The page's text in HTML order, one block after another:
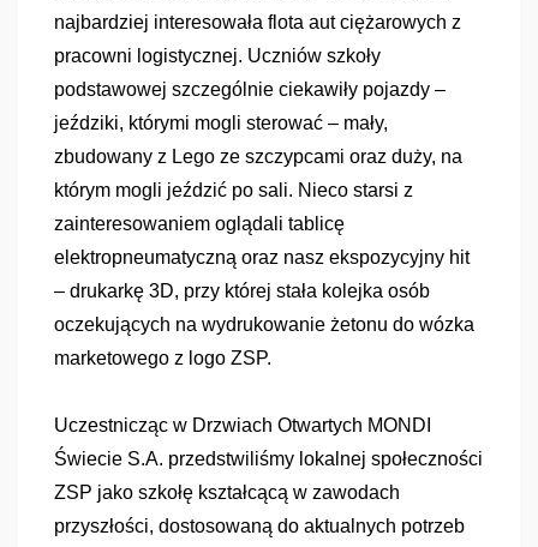
najbardziej interesowała flota aut ciężarowych z
pracowni logistycznej. Uczniów szkoły
podstawowej szczególnie ciekawiły pojazdy –
jeździki, którymi mogli sterować – mały,
zbudowany z Lego ze szczypcami oraz duży, na
którym mogli jeździć po sali. Nieco starsi z
zainteresowaniem oglądali tablicę
elektropneumatyczną oraz nasz ekspozycyjny hit
– drukarkę 3D, przy której stała kolejka osób
oczekujących na wydrukowanie żetonu do wózka
marketowego z logo ZSP.
Uczestnicząc w Drzwiach Otwartych MONDI
Świecie S.A. przedstwiliśmy lokalnej społeczności
ZSP jako szkołę kształcącą w zawodach
przyszłości, dostosowaną do aktualnych potrzeb